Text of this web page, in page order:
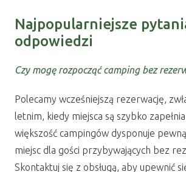
Najpopularniejsze
odpowiedzi
Czy mogę rozpocząć camping bez
Polecamy wcześniejszą rezerwację,
letnim, kiedy miejsca są szybko
większość campingów dysponuje
miejsc dla gości przybywających bez
Skontaktuj się z obsługą, aby upewnić